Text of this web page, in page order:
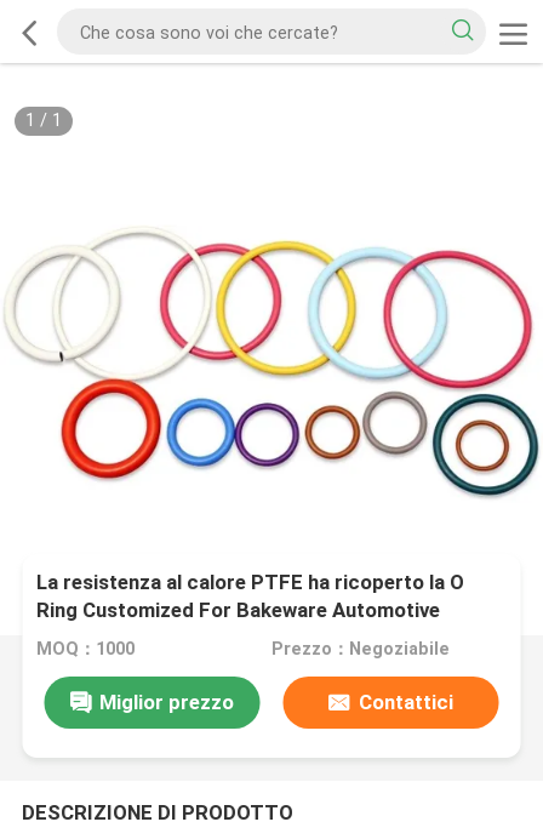
1 / 1
La resistenza al calore PTFE ha ricoperto la O
Ring Customized For Bakeware Automotive
MOQ：1000 Prezzo：Negoziabile
Miglior prezzo Contattici
DESCRIZIONE DI PRODOTTO